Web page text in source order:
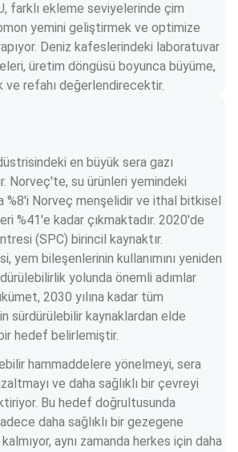
farklı ekleme seviyelerinde çim
yemini geliştirmek ve optimize
Deniz kafeslerindeki laboratuvar
üretim döngüsü boyunca büyüme,
ve refahı değerlendirecektir.
en büyük sera gazı
Norveç'te, su ürünleri yemindeki
%8'i Norveç menşelidir ve ithal bitkisel
%41'e kadar çıkmaktadır. 2020'de
(SPC) birincil kaynaktır.
yem bileşenlerinin kullanımını yeniden
yolunda önemli adımlar
2030 yılına kadar tüm
sürdürülebilir kaynaklardan elde
hedef belirlemiştir.
hammaddelere yönelmeyi, sera
ve daha sağlıklı bir çevreyi
Bu hedef doğrultusunda
daha sağlıklı bir gezegene
aynı zamanda herkes için daha